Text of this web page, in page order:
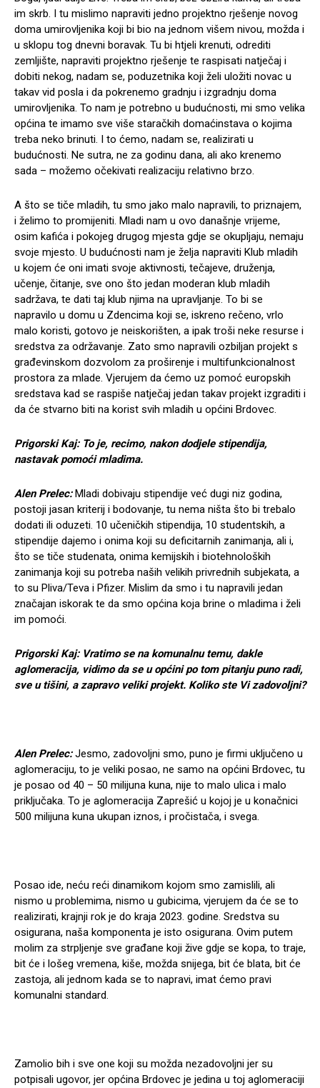
im skrb. I tu mislimo napraviti jedno projektno rješenje novog
doma umirovljenika koji bi bio na jednom višem nivou, možda i
u sklopu tog dnevni boravak. Tu bi htjeli krenuti, odrediti
zemljište, napraviti projektno rješenje te raspisati natječaj i
dobiti nekog, nadam se, poduzetnika koji želi uložiti novac u
takav vid posla i da pokrenemo gradnju i izgradnju doma
umirovljenika. To nam je potrebno u budućnosti, mi smo velika
općina te imamo sve više staračkih domaćinstava o kojima
treba neko brinuti. I to ćemo, nadam se, realizirati u
budućnosti. Ne sutra, ne za godinu dana, ali ako krenemo
sada – možemo očekivati realizaciju relativno brzo.
A što se tiče mladih, tu smo jako malo napravili, to priznajem,
i želimo to promijeniti. Mladi nam u ovo današnje vrijeme,
osim kafića i pokojeg drugog mjesta gdje se okupljaju, nemaju
svoje mjesto. U budućnosti nam je želja napraviti Klub mladih
u kojem će oni imati svoje aktivnosti, tečajeve, druženja,
učenje, čitanje, sve ono što jedan moderan klub mladih
sadržava, te dati taj klub njima na upravljanje. To bi se
napravilo u domu u Zdencima koji se, iskreno rečeno, vrlo
malo koristi, gotovo je neiskorišten, a ipak troši neke resurse i
sredstva za održavanje. Zato smo napravili ozbiljan projekt s
građevinskom dozvolom za proširenje i multifunkcionalnost
prostora za mlade. Vjerujem da ćemo uz pomoć europskih
sredstava kad se raspiše natječaj jedan takav projekt izgraditi i
da će stvarno biti na korist svih mladih u općini Brdovec.
Prigorski Kaj: To je, recimo, nakon dodjele stipendija,
nastavak pomoći mladima.
Alen Prelec: Mladi dobivaju stipendije već dugi niz godina,
postoji jasan kriterij i bodovanje, tu nema ništa što bi trebalo
dodati ili oduzeti. 10 učeničkih stipendija, 10 studentskih, a
stipendije dajemo i onima koji su deficitarnih zanimanja, ali i,
što se tiče studenata, onima kemijskih i biotehnoloških
zanimanja koji su potreba naših velikih privrednih subjekata, a
to su Pliva/Teva i Pfizer. Mislim da smo i tu napravili jedan
značajan iskorak te da smo općina koja brine o mladima i želi
im pomoći.
Prigorski Kaj: Vratimo se na komunalnu temu, dakle
aglomeracija, vidimo da se u općini po tom pitanju puno radi,
sve u tišini, a zapravo veliki projekt. Koliko ste Vi zadovoljni?
Alen Prelec:Jesmo, zadovoljni smo, puno je firmi uključeno u
aglomeraciju, to je veliki posao, ne samo na općini Brdovec, tu
je posao od 40 – 50 milijuna kuna, nije to malo ulica i malo
priključaka. To je aglomeracija Zaprešić u kojoj je u konačnici
500 milijuna kuna ukupan iznos, i pročistača, i svega.
Posao ide, neću reći dinamikom kojom smo zamislili, ali
nismo u problemima, nismo u gubicima, vjerujem da će se to
realizirati, krajnji rok je do kraja 2023. godine. Sredstva su
osigurana, naša komponenta je isto osigurana. Ovim putem
molim za strpljenje sve građane koji žive gdje se kopa, to traje,
bit će i lošeg vremena, kiše, možda snijega, bit će blata, bit će
zastoja, ali jednom kada se to napravi, imat ćemo pravi
komunalni standard.
Zamolio bih i sve one koji su možda nezadovoljni jer su
potpisali ugovor, jer općina Brdovec je jedina u toj aglomeraciji